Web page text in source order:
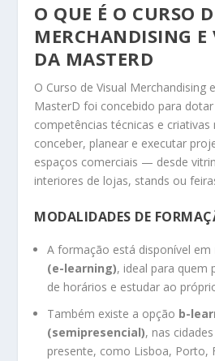
O QUE É O CURSO
MERCHANDISING
DA MASTERD
O Curso de Visual Merchandising
MasterD foi concebido para
competências técnicas e criativas
conceber, planear e executar
espaços comerciais — desde
interiores de lojas, stands ou
MODALIDADES DE
A formação está disponível em
(e-learning), ideal para quem
de horários e estudar ao
Também existe a opção b-
(semipresencial), nas
presente, como Lisboa, Porto,